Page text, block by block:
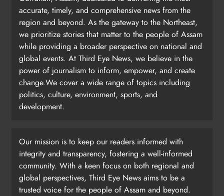
accurate, timely, and comprehensive news from the
region and beyond. As the gateway to the Northeast,
we prioritize stories that matter to the people of Assam
while providing a broader perspective on national and
global events. At Third Eye News, we believe in the
power of journalism to inform, empower, and create
change.We cover a wide range of topics including
politics, culture, environment, sports, and
development.
Our mission is to keep our readers informed with
integrity and transparency, fostering a well-informed
community. With a keen focus on both regional and
global perspectives, Third Eye News aims to be a
trusted voice for the people of Assam and beyond.